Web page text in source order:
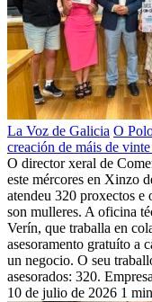
La Voz de Galicia O
creación de máis de
O director xeral de
este mércores en Xinzo
atendeu 320 proxectos e
son mulleres. A oficina
Verín, que traballa en
asesoramento gratuíto a
un negocio. O seu
asesorados: 320.
10 de julio de 2026 1